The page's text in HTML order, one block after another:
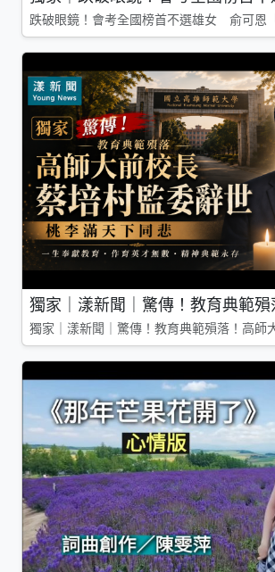
跌破眼鏡！會考全國榜首不選雄女 俞可恩
獨家｜漾新聞｜驚傳！教育典範
獨家｜漾新聞｜驚傳！教育典範殞落！高